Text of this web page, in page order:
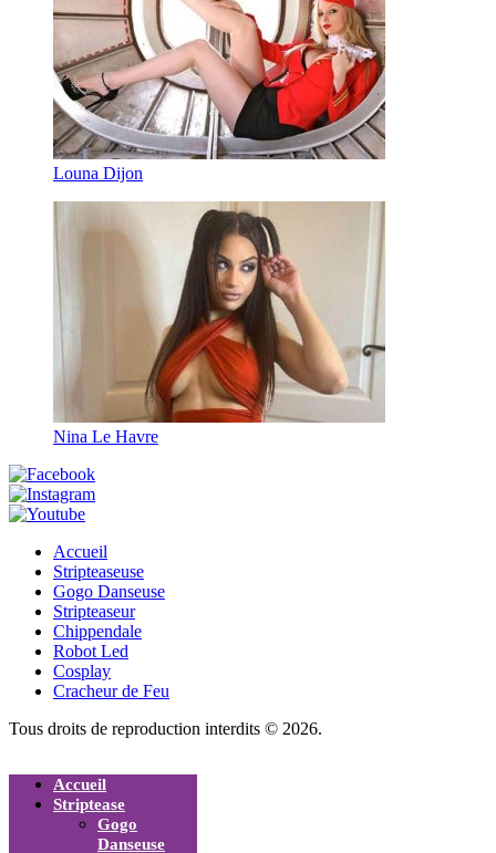
Louna Dijon
Nina Le Havre
Accueil
Stripteaseuse
Gogo Danseuse
Stripteaseur
Chippendale
Robot Led
Cosplay
Cracheur de Feu
Tous droits de reproduction interdits © 2026.
Accueil
Striptease
Gogo
Danseuse